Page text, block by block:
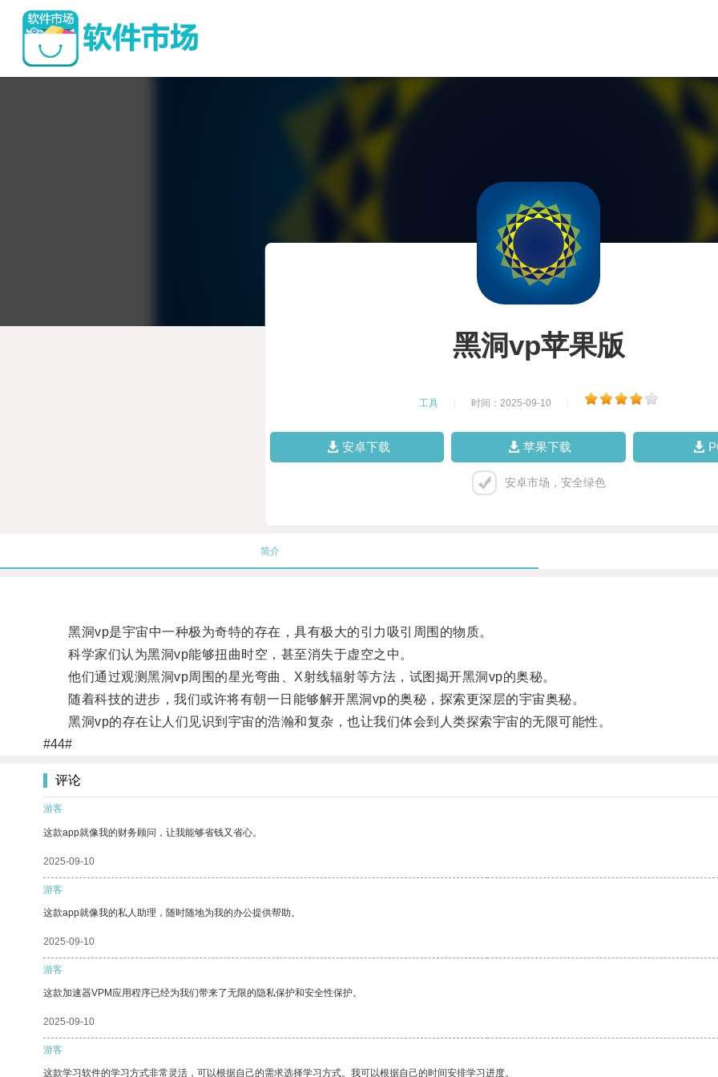
黑洞vp苹果版
工具 时间：2025-09-10
安卓下载 苹果下载
安卓市场，安全绿色
简介
黑洞vp是宇宙中一种极为奇特的存在，具有极大的引力吸引周围的物质。
科学家们认为黑洞vp能够扭曲时空，甚至消失于虚空之中。
他们通过观测黑洞vp周围的星光弯曲、X射线辐射等方法，试图揭开黑洞vp的奥秘。
随着科技的进步，我们或许将有朝一日能够解开黑洞vp的奥秘，探索更深层的宇宙奥秘。
黑洞vp的存在让人们见识到宇宙的浩瀚和复杂，也让我们体会到人类探索宇宙的无限可能性。
#44#
评论
游客
这款app就像我的财务顾问，让我能够省钱又省心。
2025-09-10
游客
这款app就像我的私人助理，随时随地为我的办公提供帮助。
2025-09-10
游客
这款加速器VPM应用程序已经为我们带来了无限的隐私保护和安全性保护。
2025-09-10
游客
这款学习软件的学习方式非常灵活，可以根据自己的需求选择学习方式。我可以根据自己的时间安排学习进度。